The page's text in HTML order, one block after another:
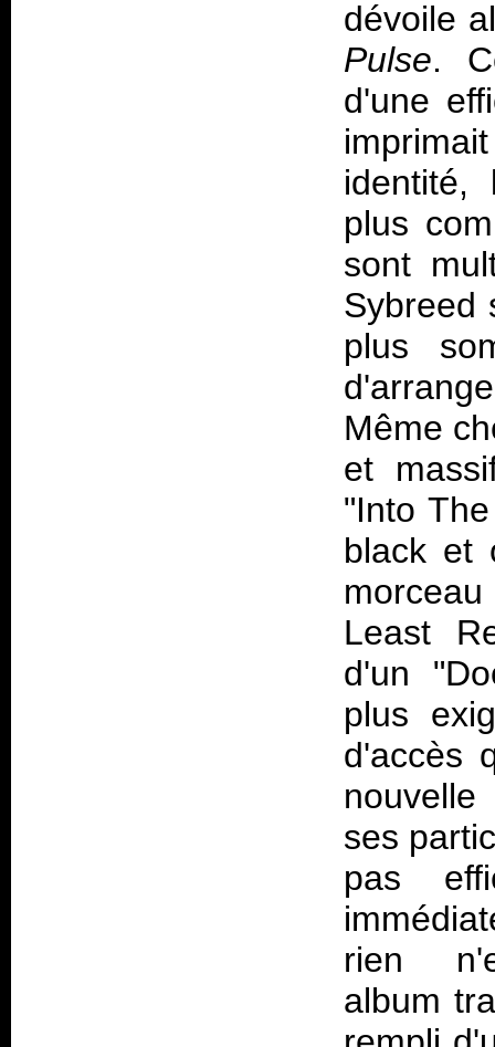
dévoile
Pulse.
d'une
identité,
plus
sont
Sybreed
plus
Même
et
"Into
black et
Least
d'un
plus
d'accès
ses
pas
rien
album